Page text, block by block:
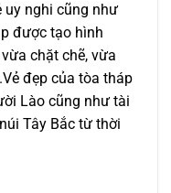
uy nghi cũng như
được tạo hình
chặt chẽ, vừa
đẹp của tòa tháp
Lào cũng như tài
Tây Bắc từ thời